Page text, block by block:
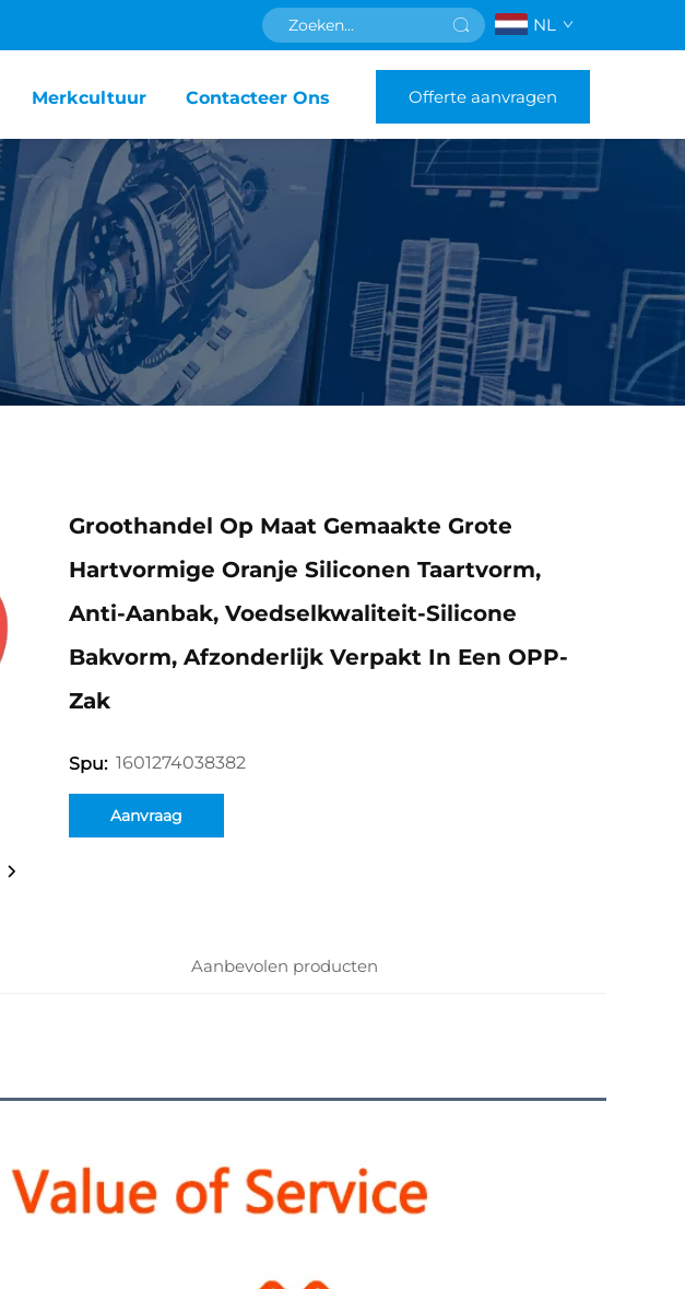
NL
Merkcultuur Contacteer Ons Offerte aanvragen
Groothandel Op Maat Gemaakte Grote
Hartvormige Oranje Siliconen Taartvorm,
Anti-Aanbak, Voedselkwaliteit-Silicone
Bakvorm, Afzonderlijk Verpakt In Een OPP-
Zak
Spu: 1601274038382
Aanvraag
Aanbevolen producten